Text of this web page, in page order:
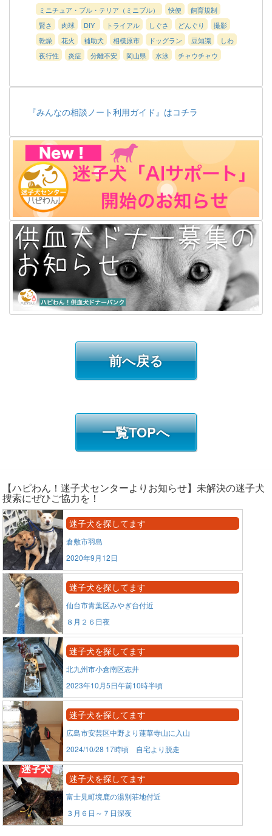
ミニチュア・ブル・テリア（ミニブル）
快便
飼育規制
賢さ
肉球 DIY トライアル しぐさ どんぐり
撮影
乾燥
花火 補助犬 相模原市 ドッグラン 豆知識
しわ
夜行性
炎症 分離不安 岡山県 水泳 チャウチャウ
『みんなの相談ノート利用ガイド』はコチラ
前へ戻る
一覧TOPへ
【ハピわん！迷子犬センターよりお知らせ】未解決の迷子犬
捜索にぜひご協力を！
迷子犬を探してます
倉敷市羽島
2020年9月12日
迷子犬を探してます
仙台市青葉区みやぎ台付近
８月２６日夜
迷子犬を探してます
北九州市小倉南区志井
2023年10月5日午前10時半頃
迷子犬を探してます
広島市安芸区中野より蓮華寺山に入山
2024/10/28 17時頃 自宅より脱走
迷子犬を探してます
富士見町境鹿の湯別荘地付近
３月６日～７日深夜